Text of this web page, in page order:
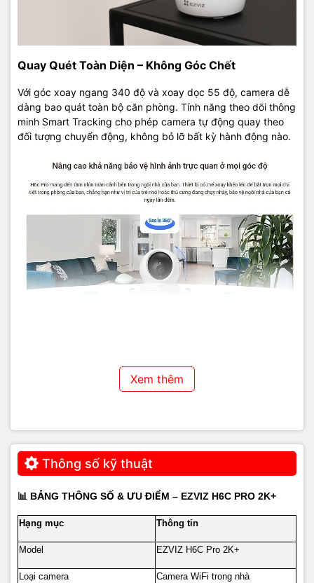
Quay Quét Toàn Diện – Không Góc Chết
Với góc xoay ngang 340 độ và xoay dọc 55 độ, camera dễ
dàng bao quát toàn bộ căn phòng. Tính năng theo dõi thông
minh Smart Tracking cho phép camera tự động quay theo
đối tượng chuyển động, không bỏ lỡ bất kỳ hành động nào.
Nhờ công nghệ AI, EZVIZ H6C Pro 2K+ nhận diện người
Ngoài ra, phát hiện âm thanh bất thường như tiếng la hét
hay vật rơi mạnh giúp tăng cường bảo vệ.
Xem thêm
Thông số kỹ thuật
📊 BẢNG THÔNG SỐ & ƯUĐIỂM – EZVIZ H6C PRO 2K+
Hạng mục Thông tin
Model EZVIZ H6C Pro 2K+
Loại camera Camera WiFi trong nhà